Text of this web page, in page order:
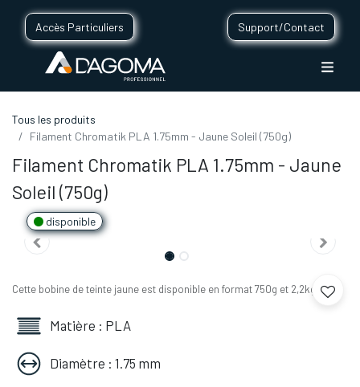
Accès Particuliers Support/Contact
Tous les produits
Filament Chromatik PLA 1.75mm - Jaune Soleil (750g)
Filament Chromatik PLA 1.75mm - Jaune
Soleil (750g)
disponible
Cette bobine de teinte jaune est disponible en format 750g et 2,2kg.
Matière : PLA
Diamètre : 1.75 mm